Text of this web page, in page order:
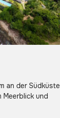
an der Südküste
Meerblick und